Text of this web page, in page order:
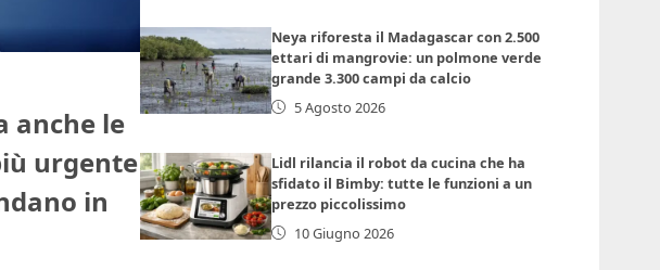
anche le
urgente
in
Neya riforesta il Madagascar con 2.500
ettari di mangrovie: un polmone verde
grande 3.300 campi da calcio
5 Agosto 2026
Lidl rilancia il robot da cucina che ha
sfidato il Bimby: tutte le funzioni a un
prezzo piccolissimo
10 Giugno 2026